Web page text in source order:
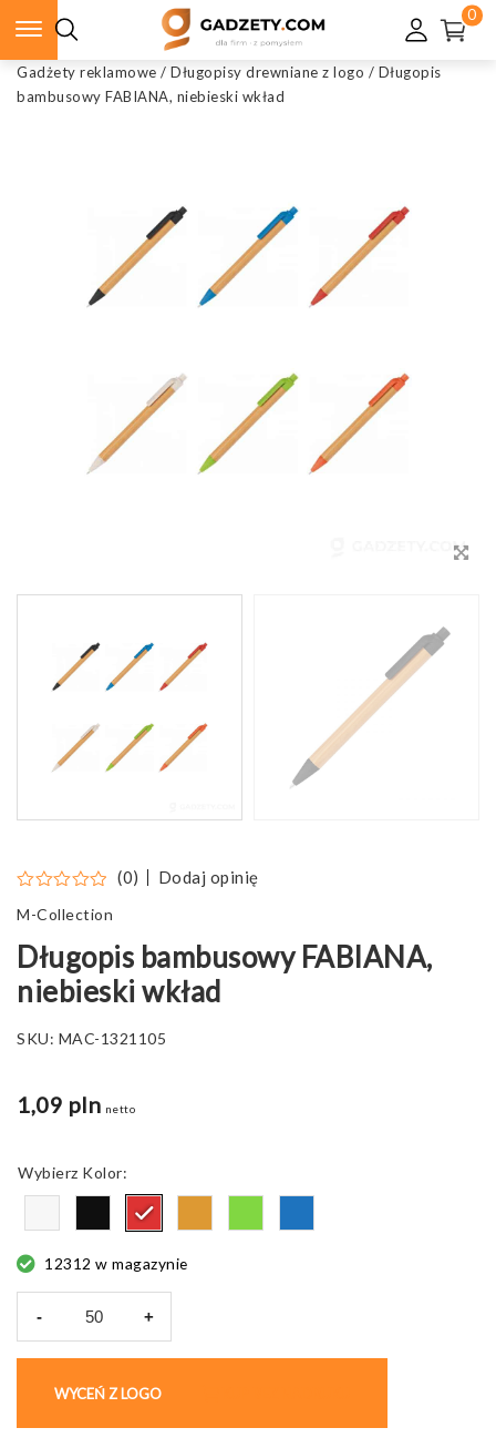
0
Gadżety reklamowe / Długopisy drewniane z logo / Długopis
bambusowy FABIANA, niebieski wkład
(0) Dodaj opinię
M-Collection
Długopis bambusowy FABIANA,
niebieski wkład
SKU: MAC-1321105
1,09 pln netto
Kolor
12312 w magazynie
-
FABIANA,
niebieski
+
WYCEŃ Z LOGO